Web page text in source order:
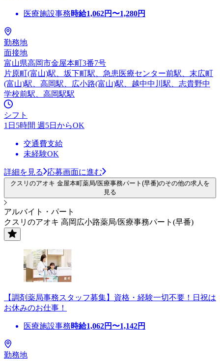
医療施設事務時給1,062円〜1,280円
勤務地
面接地
富山県高岡市金屋本町3番7号
片原町(富山)駅、坂下町駅、急患医療センター前駅、末広町
(富山)駅、高岡駅、広小路(富山)駅、越中中川駅、志貴野中
学校前駅、高岡駅駅
シフト
1日5時間 週5日からOK
交通費支給
未経験OK
詳細を見る 応募画面に進む
クスリのアオキ 金屋本町薬局/医療事務パート(早番)のその他の求人を
見る
アルバイト・パート
クスリのアオキ 高岡広小路薬局/医療事務パート(早番)
【調剤薬局事務スタッフ募集】資格・経験一切不要！日祝は
お休みのお仕事！
医療施設事務時給1,062円〜1,142円
勤務地